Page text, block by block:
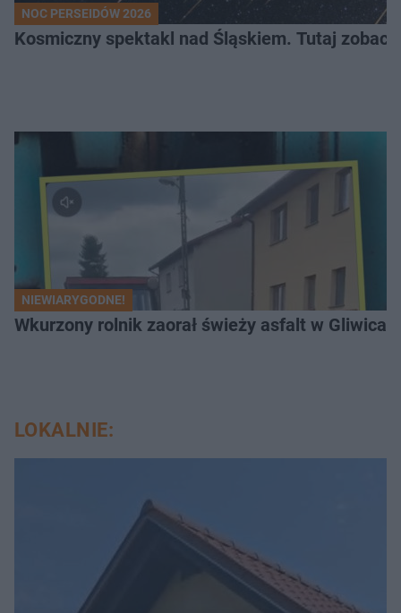
NOC PERSEIDÓW 2026
Kosmiczny spektakl nad Śląskiem. Tutaj
NIEWIARYGODNE!
Wkurzony rolnik zaorał świeży asfalt w
LOKALNIE: